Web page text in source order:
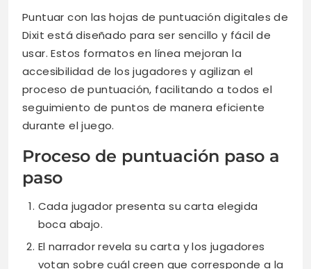
Puntuar con las hojas de puntuación digitales de
Dixit está diseñado para ser sencillo y fácil de
usar. Estos formatos en línea mejoran la
accesibilidad de los jugadores y agilizan el
proceso de puntuación, facilitando a todos el
seguimiento de puntos de manera eficiente
durante el juego.
Proceso de puntuación paso a
paso
Cada jugador presenta su carta elegida
boca abajo.
El narrador revela su carta y los jugadores
votan sobre cuál creen que corresponde a la